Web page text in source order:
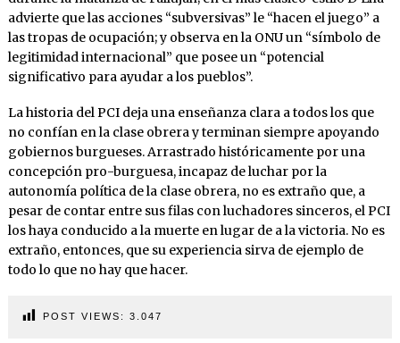
advierte que las acciones “subversivas” le “hacen el juego” a
las tropas de ocupación; y observa en la ONU un “símbolo de
legitimidad internacional” que posee un “potencial
significativo para ayudar a los pueblos”.
La historia del PCI deja una enseñanza clara a todos los que
no confían en la clase obrera y terminan siempre apoyando
gobiernos burgueses. Arrastrado históricamente por una
concepción pro-burguesa, incapaz de luchar por la
autonomía política de la clase obrera, no es extraño que, a
pesar de contar entre sus filas con luchadores sinceros, el PCI
los haya conducido a la muerte en lugar de a la victoria. No es
extraño, entonces, que su experiencia sirva de ejemplo de
todo lo que no hay que hacer.
POST VIEWS: 3.047